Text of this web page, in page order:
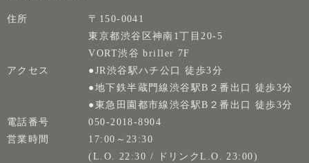
住所
〒150-0041
東京都渋谷区神南1丁目20-5
VORT渋谷 briller 7F
アクセス
●JR渋谷駅ハチ公口 徒歩3分
●地下鉄半蔵門線渋谷駅B２番出口 徒歩3分
●東急田園都市線渋谷駅B２番出口 徒歩3分
電話番号
050-2018-8904
営業時間
17:00～23:30
(L.O. 22:30 / ドリンクL.O. 23:00)